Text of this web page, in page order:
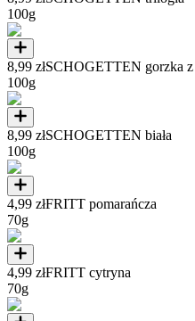
100g
8,99 złSCHOGETTEN gorzka z
100g
8,99 złSCHOGETTEN biała
100g
4,99 złFRITT pomarańcza
70g
4,99 złFRITT cytryna
70g